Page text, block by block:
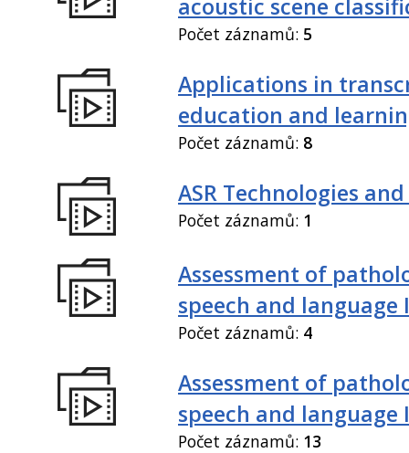
acoustic scene
Počet záznamů: 5
Applications in
education and
Počet záznamů: 8
ASR Technologies
Počet záznamů: 1
Assessment of
speech and language I
Počet záznamů: 4
Assessment of
speech and language
Počet záznamů: 13